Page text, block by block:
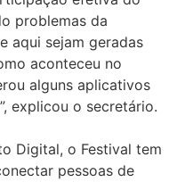
problemas da
aqui sejam geradas
aconteceu no
alguns aplicativos
explicou o secretário.
Digital, o Festival tem
pessoas de